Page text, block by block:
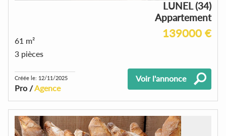
LUNEL (34)
Appartement
139000 €
61 m²
3 pièces
Créée le: 12/11/2025
Pro /Agence
Voir l'annonce